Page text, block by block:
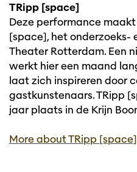
TRipp [space]
Deze performance
[space], het
Theater Rotterdam. Een
werkt hier een maand
laat zich inspireren door
gastkunstenaars. TRipp
jaar plaats in de Krijn
More about TRipp [space]